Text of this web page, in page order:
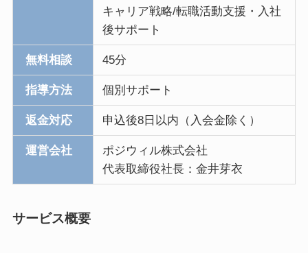
キャリア戦略/転職活動支援・入社
後サポート
無料相談 45分
指導方法 個別サポート
返金対応 申込後8日以内（入会金除く）
運営会社
ポジウィル株式会社
代表取締役社長：金井芽衣
サービス概要